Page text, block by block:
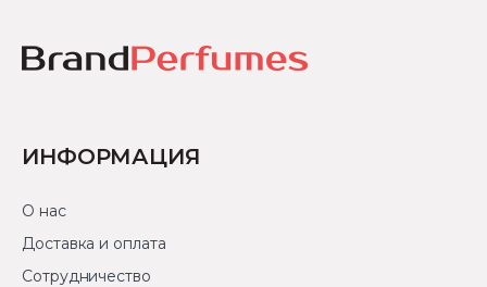
ИНФОРМАЦИЯ
О нас
Доставка и оплата
Сотрудничество